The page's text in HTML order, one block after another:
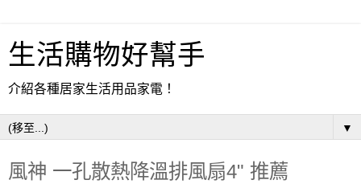
生活購物好幫手
介紹各種居家生活用品家電！
▼
風神 一孔散熱降溫排風扇4" 推薦